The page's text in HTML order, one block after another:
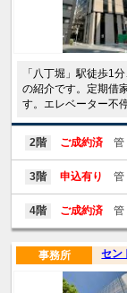
「八丁堀」駅徒歩1
の紹介です。定期借
す。エレベーター不
2階 ご成約済 管
3階 申込有り 管
4階 ご成約済 管
セン
事務所